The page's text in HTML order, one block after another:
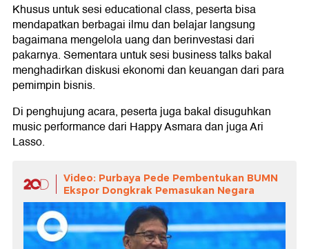
Khusus untuk sesi educational class, peserta bisa
mendapatkan berbagai ilmu dan belajar langsung
bagaimana mengelola uang dan berinvestasi dari
pakarnya. Sementara untuk sesi business talks bakal
menghadirkan diskusi ekonomi dan keuangan dari para
pemimpin bisnis.
Di penghujung acara, peserta juga bakal disuguhkan
music performance dari Happy Asmara dan juga Ari
Lasso.
Video: Purbaya Pede Pembentukan BUMN
Ekspor Dongkrak Pemasukan Negara